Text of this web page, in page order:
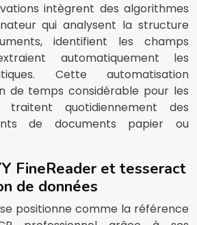
intègrent des algorithmes
qui analysent la structure
identifient les champs
automatiquement les
Cette automatisation
de temps considérable pour les
traitent quotidiennement des
de documents papier ou
FineReader et tesseract
de données
se positionne comme la référence